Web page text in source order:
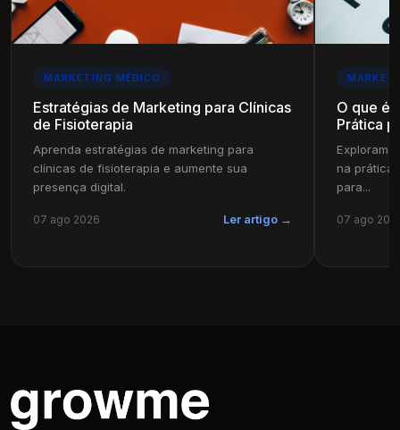
MARKETING MÉDICO
Estratégias de Marketing para Clínicas
de Fisioterapia
Aprenda estratégias de marketing para
clínicas de fisioterapia e aumente sua
presença digital.
07 ago 2026 Ler artigo →
O que é
Prática
na prática
para...
07 ago